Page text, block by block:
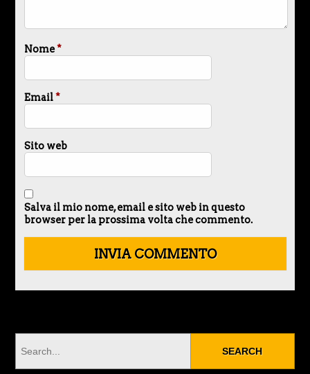
Nome*
Email*
Sito web
Salva il mio nome, email e sito web in questo
browser per la prossima volta che commento.